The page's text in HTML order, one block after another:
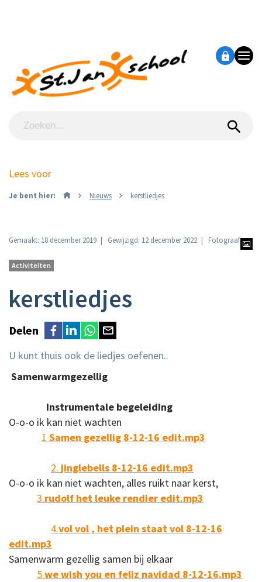
Lees voor
Je bent hier: Nieuws kerstliedjes
Gemaakt: 18 december 2019 Gewijzigd: 12 december 2022 Fotograaf:
Activiteiten
kerstliedjes
Delen
U kunt thuis ook de liedjes oefenen..
Samenwarmgezellig
Instrumentale begeleiding
O-o-o ik kan niet wachten
1 Samen gezellig 8-12-16 edit.mp3
2. jinglebells 8-12-16 edit.mp3
O-o-o ik kan niet wachten, alles ruikt naar kerst,
3.rudolf het leuke rendier edit.mp3
4.vol vol , het plein staat vol 8-12-16
edit.mp3
Samenwarm gezellig samen bij elkaar
5.we wish you en feliz navidad 8-12-16.mp3